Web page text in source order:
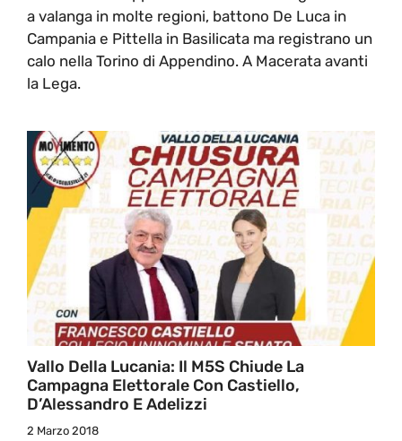
a valanga in molte regioni, battono De Luca in
Campania e Pittella in Basilicata ma registrano un
calo nella Torino di Appendino. A Macerata avanti
la Lega.
Vallo Della Lucania: Il M5S Chiude La
Campagna Elettorale Con Castiello,
D’Alessandro E Adelizzi
2 Marzo 2018